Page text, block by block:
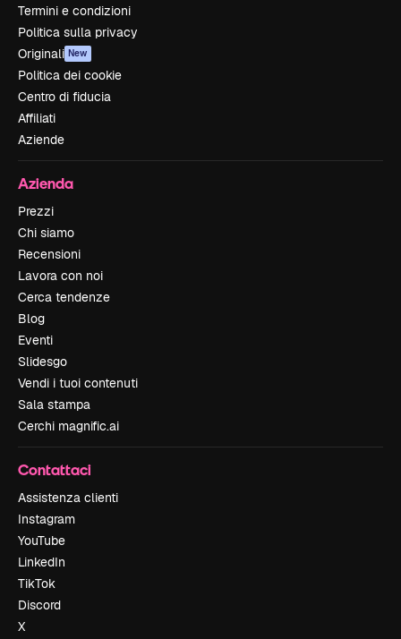
Termini e condizioni
Politica sulla privacy
Originali New
Politica dei cookie
Centro di fiducia
Affiliati
Aziende
Azienda
Prezzi
Chi siamo
Recensioni
Lavora con noi
Cerca tendenze
Blog
Eventi
Slidesgo
Vendi i tuoi contenuti
Sala stampa
Cerchi magnific.ai
Contattaci
Assistenza clienti
Instagram
YouTube
LinkedIn
TikTok
Discord
X